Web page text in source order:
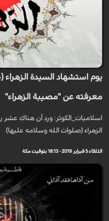
يوم استشهاد السيدة الزهراء
معرفته عن "مصيبة الزهراء"
اسلاميات_الكوثر: ورد أن هناك
الزهراء (صلوات الله وسلامه عليها)
الثلاثاء 5 فبراير 2019 - 18:13 بتوقيت مكة